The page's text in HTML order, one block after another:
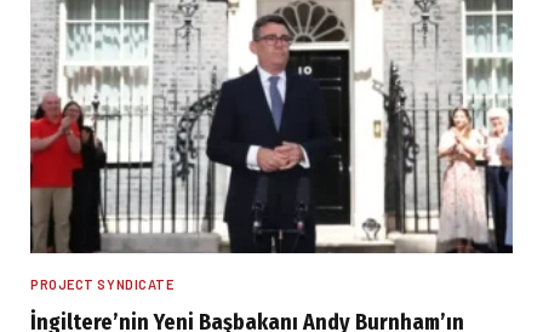
PROJECT SYNDICATE
İngiltere’nin Yeni Başbakanı Andy Burnham’ın